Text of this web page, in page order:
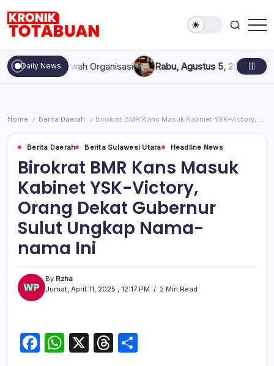
content
Totabuan
hari
ini
Kronik
Daily News
Marwah Organisasi Rabu, Agustus 5, 2026 , 11:44 AM
Home / Berita Daerah / Birokrat BMR Kans Masuk Kabinet YSK-Victory, Orang Dekat Gubernur Sulut Ungkap Nama-nama Ini
Berita Daerah Berita Sulawesi Utara Headline News
Birokrat BMR Kans Masuk
Kabinet YSK-Victory,
Orang Dekat Gubernur
Sulut Ungkap Nama-
nama Ini
By Rzha
Jumat, April 11, 2025 , 12:17 PM
2 Min Read
F
W X
T